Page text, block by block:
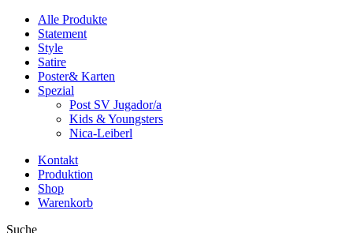
Alle Produkte
Statement
Style
Satire
Poster& Karten
Spezial
Post SV Jugador/a
Kids & Youngsters
Nica-Leiberl
Kontakt
Produktion
Shop
Warenkorb
Suche